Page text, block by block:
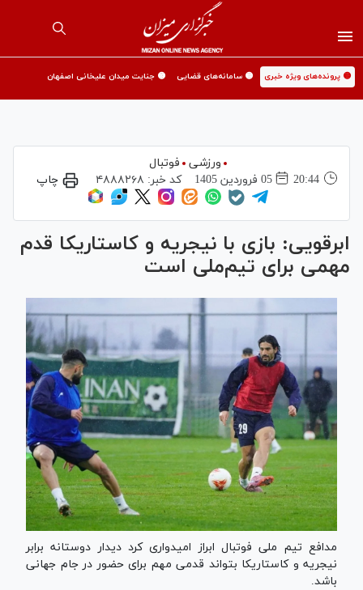
🟡 پرونده‌های ویژه خبری 🟡 سامانه‌های قضایی 🟡 جنایت میدان علیخانی اصفهان
ورزشی
فوتبال
20:44
05 فروردين 1405 کد خبر: ۴۸۸۸۲۶۸ چاپ
ابرقویی: بازی با نیجریه و کاستاریکا قدم
مهمی برای تیم‌ملی است
مدافع تیم ملی فوتبال ابراز امیدواری کرد دیدار دوستانه برابر
نیجریه و کاستاریکا بتواند قدمی مهم برای حضور در جام جهانی
باشد.